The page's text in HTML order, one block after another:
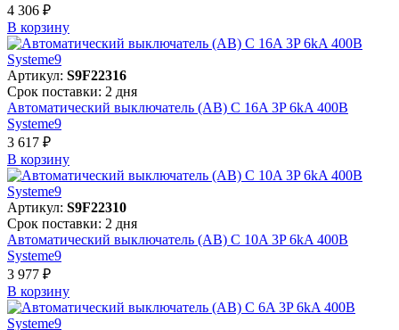
4 306 ₽
В корзинy
Артикул: S9F22316
Срок поставки: 2 дня
Автоматический выключатель (АВ) C 16A 3P 6kA 400В
Systeme9
3 617 ₽
В корзинy
Артикул: S9F22310
Срок поставки: 2 дня
Автоматический выключатель (АВ) C 10A 3P 6kA 400В
Systeme9
3 977 ₽
В корзинy